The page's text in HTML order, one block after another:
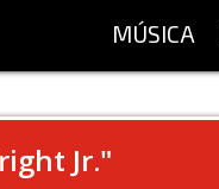
MÚSICA
Jr."